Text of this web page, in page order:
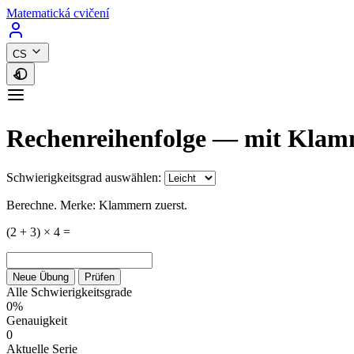
Matematická cvičení
CS
Rechenreihenfolge — mit
Schwierigkeitsgrad auswählen:
Berechne. Merke: Klammern zuerst.
(2 + 3) × 4 =
Neue Übung Prüfen
Alle Schwierigkeitsgrade
0%
Genauigkeit
0
Aktuelle Serie